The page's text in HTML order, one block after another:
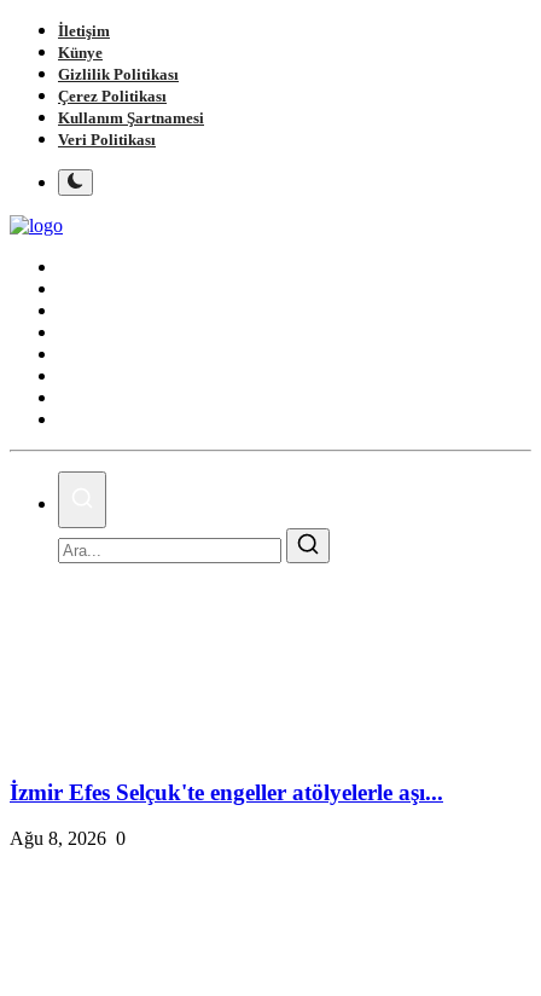
İletişim
Künye
Gizlilik Politikası
Çerez Politikası
Kullanım Şartnamesi
Veri Politikası
İzmir Efes Selçuk'te engeller atölyelerle aşı...
Ağu 8, 2026 0